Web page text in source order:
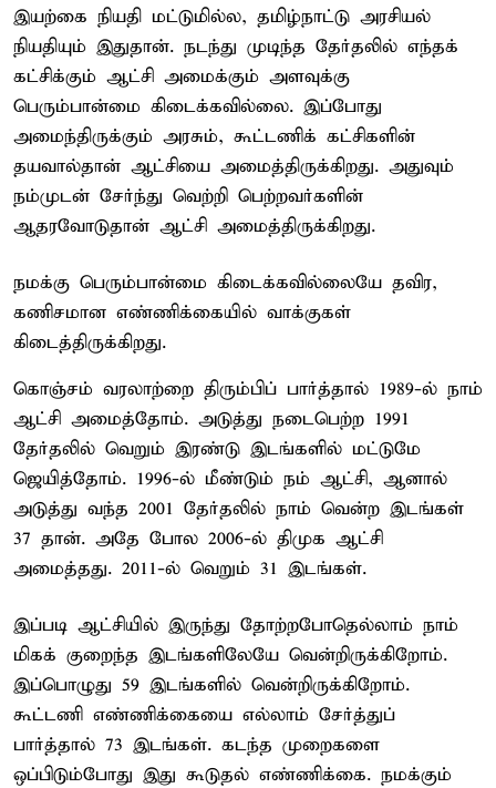
இயற்கை நியதி மட்டுமில்ல, தமிழ்நாட்டு அரசியல்
நியதியும் இதுதான். நடந்து முடிந்த தேர்தலில் எந்தக்
கட்சிக்கும் ஆட்சி அமைக்கும் அளவுக்கு
பெரும்பான்மை கிடைக்கவில்லை. இப்போது
அமைந்திருக்கும் அரசும், கூட்டணிக் கட்சிகளின்
தயவால்தான் ஆட்சியை அமைத்திருக்கிறது. அதுவும்
நம்முடன் சேர்ந்து வெற்றி பெற்றவர்களின்
ஆதரவோடுதான் ஆட்சி அமைத்திருக்கிறது.
நமக்கு பெரும்பான்மை கிடைக்கவில்லையே தவிர,
கணிசமான எண்ணிக்கையில் வாக்குகள்
கிடைத்திருக்கிறது.
கொஞ்சம் வரலாற்றை திரும்பிப் பார்த்தால் 1989-ல் நாம்
ஆட்சி அமைத்தோம். அடுத்து நடைபெற்ற 1991
தேர்தலில் வெறும் இரண்டு இடங்களில் மட்டுமே
ஜெயித்தோம். 1996-ல் மீண்டும் நம் ஆட்சி, ஆனால்
அடுத்து வந்த 2001 தேர்தலில் நாம் வென்ற இடங்கள்
37 தான். அதே போல 2006-ல் திமுக ஆட்சி
அமைத்தது. 2011-ல் வெறும் 31 இடங்கள்.
இப்படி ஆட்சியில் இருந்து தோற்றபோதெல்லாம் நாம்
மிகக் குறைந்த இடங்களிலேயே வென்றிருக்கிறோம்.
இப்பொழுது 59 இடங்களில் வென்றிருக்கிறோம்.
கூட்டணி எண்ணிக்கையை எல்லாம் சேர்த்துப்
பார்த்தால் 73 இடங்கள். கடந்த முறைகளை
ஒப்பிடும்போது இது கூடுதல் எண்ணிக்கை. நமக்கும்